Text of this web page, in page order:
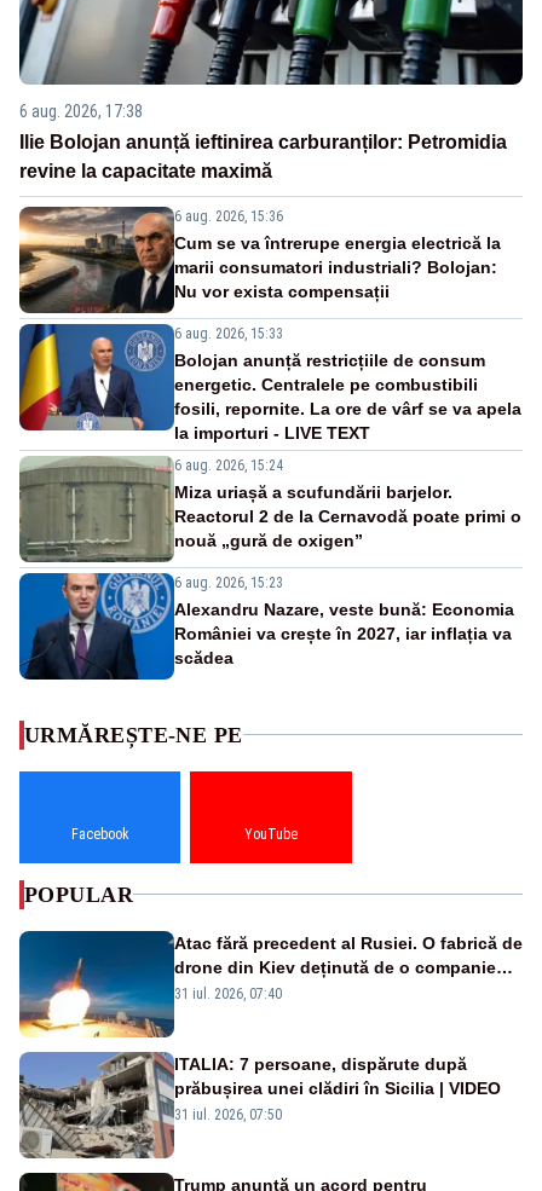
6 aug. 2026, 17:38
Ilie Bolojan anunță ieftinirea carburanților: Petromidia
revine la capacitate maximă
6 aug. 2026, 15:36
Cum se va întrerupe energia electrică la
marii consumatori industriali? Bolojan:
Nu vor exista compensații
6 aug. 2026, 15:33
Bolojan anunță restricțiile de consum
energetic. Centralele pe combustibili
fosili, repornite. La ore de vârf se va apela
la importuri - LIVE TEXT
6 aug. 2026, 15:24
Miza uriașă a scufundării barjelor.
Reactorul 2 de la Cernavodă poate primi o
nouă „gură de oxigen”
6 aug. 2026, 15:23
Alexandru Nazare, veste bună: Economia
României va crește în 2027, iar inflația va
scădea
URMĂREȘTE-NE PE
Facebook YouTube
POPULAR
Atac fără precedent al Rusiei. O fabrică de
drone din Kiev deținută de o companie
americană, distrusă de o rachetă
31 iul. 2026, 07:40
ITALIA: 7 persoane, dispărute după
prăbușirea unei clădiri în Sicilia | VIDEO
31 iul. 2026, 07:50
Trump anunță un acord pentru